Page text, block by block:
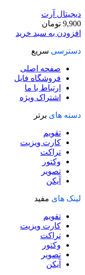
دیجیتال آرت
9,900 تومان
افزودن به سبد خرید
دسترسی سریع
صفحه اصلی
فروشگاه فایل
ارتباط با ما
اشتراک ویژه
دسته های برتر
تقویم
کارت ویزیت
تراکت
وکتور
تصویر
آیکن
لینک های مفید
تقویم
کارت ویزیت
تراکت
وکتور
تصویر
آیکن